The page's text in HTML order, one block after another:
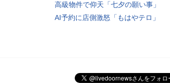
高級物件で仰天「七夕の願い事」
AI予約に店側激怒「もはやテロ」